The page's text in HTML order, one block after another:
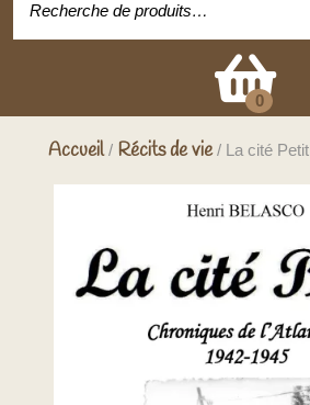
0
Accueil/ Récits de vie/ La cité Petit